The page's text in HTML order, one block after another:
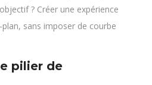
? Créer une expérience
sans imposer de courbe
pilier de